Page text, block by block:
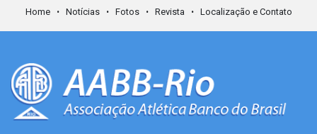
Home Notícias Fotos Revista Localização e Contato